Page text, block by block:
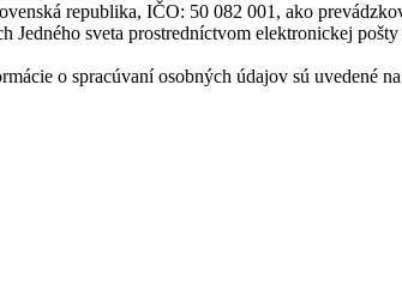
republika, IČO: 50 082 001, ako
Jedného sveta prostredníctvom elektronickej
o spracúvaní osobných údajov sú uvedené